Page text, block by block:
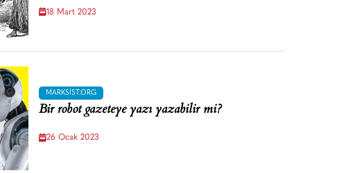
18 Mart 2023
MARKSIST.ORG
Bir robot gazeteye yazı yazabilir mi?
26 Ocak 2023